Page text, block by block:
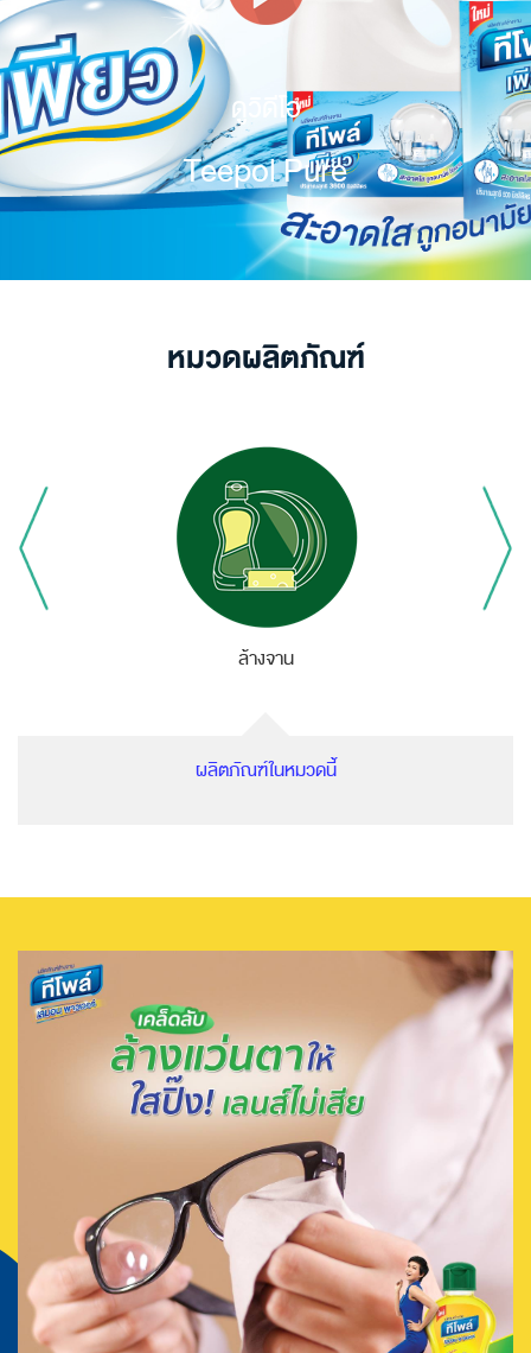
Teepol Pure
ดูวิดีโอ
หมวดผลิตภัณฑ์
ล้างจาน
ผลิตภัณฑ์ในหมวดนี้